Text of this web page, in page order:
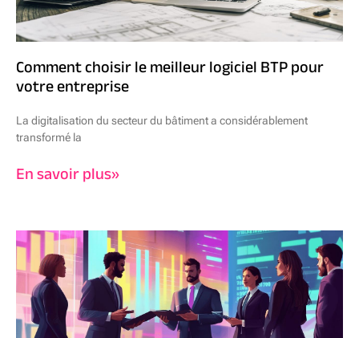
Comment choisir le meilleur logiciel BTP pour
votre entreprise
La digitalisation du secteur du bâtiment a considérablement
transformé la
En savoir plus»